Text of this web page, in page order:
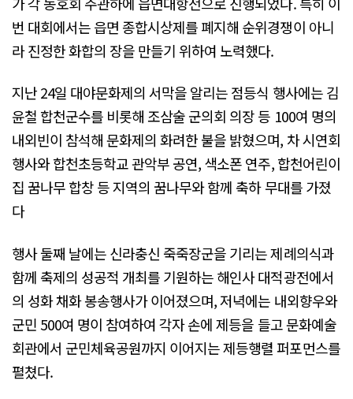
번 대회에서는 읍면 종합시상제를 폐지해 순위경쟁이 아니
라 진정한 화합의 장을 만들기 위하여 노력했다.
지난 24일 대야문화제의 서막을 알리는 점등식 행사에는 김
윤철 합천군수를 비롯해 조삼술 군의회 의장 등 100여 명의
내외빈이 참석해 문화제의 화려한 불을 밝혔으며, 차 시연회
행사와 합천초등학교 관악부 공연, 색소폰 연주, 합천어린이
집 꿈나무 합창 등 지역의 꿈나무와 함께 축하 무대를 가졌
다
행사 둘째 날에는 신라충신 죽죽장군을 기리는 제례의식과
함께 축제의 성공적 개최를 기원하는 해인사 대적광전에서
의 성화 채화 봉송행사가 이어졌으며, 저녁에는 내외향우와
군민 500여 명이 참여하여 각자 손에 제등을 들고 문화예술
회관에서 군민체육공원까지 이어지는 제등행렬 퍼포먼스를
펼쳤다.